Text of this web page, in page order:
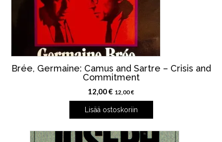
Brée, Germaine: Camus and Sartre – Crisis and
Commitment
12,00€ 12,00€
Lisää ostoskoriin